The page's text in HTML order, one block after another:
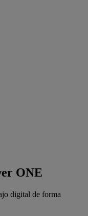
ONE
digital de forma